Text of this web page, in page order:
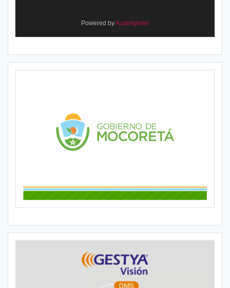
Powered byAudioIgniter